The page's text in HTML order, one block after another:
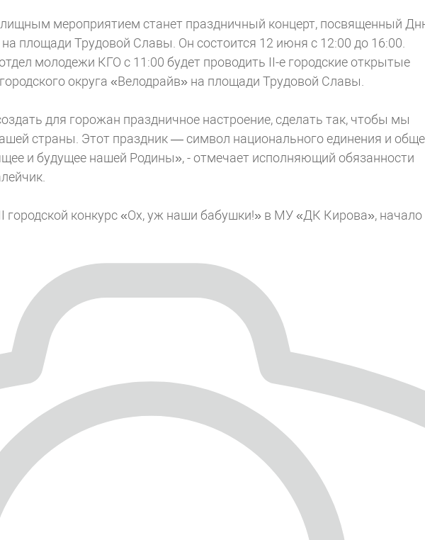
мероприятием станет праздничный концерт, посвященный
площади Трудовой Славы. Он состоится 12 июня с 12:00 до 16:00.
молодежи КГО с 11:00 будет проводить II-е городские открытые
округа «Велодрайв» на площади Трудовой Славы.
для горожан праздничное настроение, сделать так, чтобы мы
страны. Этот праздник — символ национального единения и
и будущее нашей Родины», - отмечает исполняющий обязанности
городской конкурс «Ох, уж наши бабушки!» в МУ «ДК Кирова», начало